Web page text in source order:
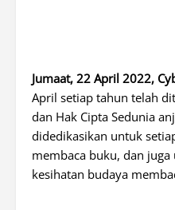
Jumaat, 22 April 2022,
April setiap tahun telah
dan Hak Cipta Sedunia
didedikasikan untuk
membaca buku, dan
kesihatan budaya